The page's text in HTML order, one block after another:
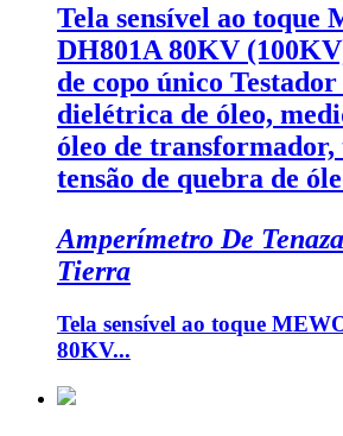
Tela sensível ao toque
DH801A 80KV
de copo único
dielétrica de óleo,
óleo de transformador,
tensão de quebra de
Amperímetro De
Tierra
Tela sensível ao toque
80KV...